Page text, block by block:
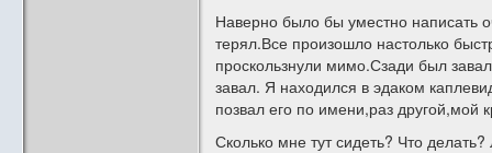
Наверно было бы уместно написать
терял.Все произошло настолько
проскользнули мимо.Сзади был
завал. Я находился в эдаком
позвал его по имени,раз другой,мой
Сколько мне тут сидеть? Что